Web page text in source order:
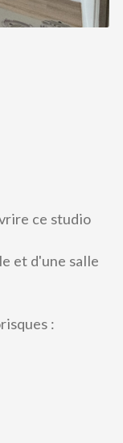
ce studio
et d'une salle
: